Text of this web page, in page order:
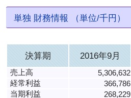
単独 財務情報 （単位/千円）
決算期 2016年9月
売上高 5,306,632
経常利益
366,786
当期利益
268,229